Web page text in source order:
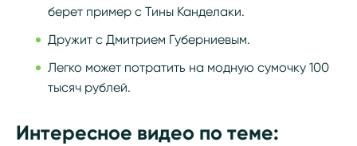
берет пример с Тины Канделаки.
Дружит с Дмитрием Губерниевым.
Легко может потратить на модную сумочку 100
тысяч рублей.
Интересное видео по теме: